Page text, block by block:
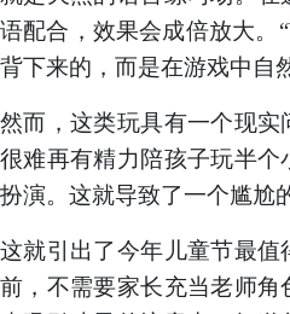
语配合，效果会成倍放大。
背下来的，而是在游戏中自
然而，这类玩具有一个现实
很难再有精力陪孩子玩半
扮演。这就导致了一个尴尬
这就引出了今年儿童节最
前，不需要家长充当老师